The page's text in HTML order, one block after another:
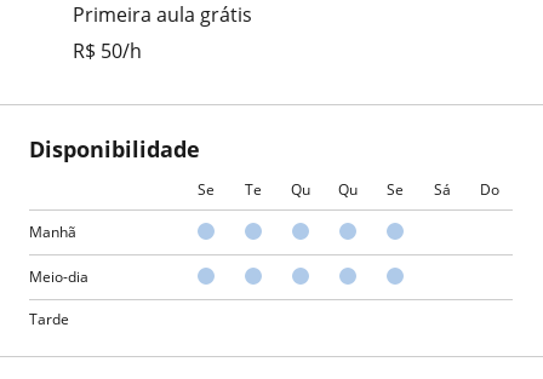
Primeira aula grátis
R$ 50/h
Disponibilidade
Se Te Qu Qu Se Sá Do
Manhã
Meio-dia
Tarde